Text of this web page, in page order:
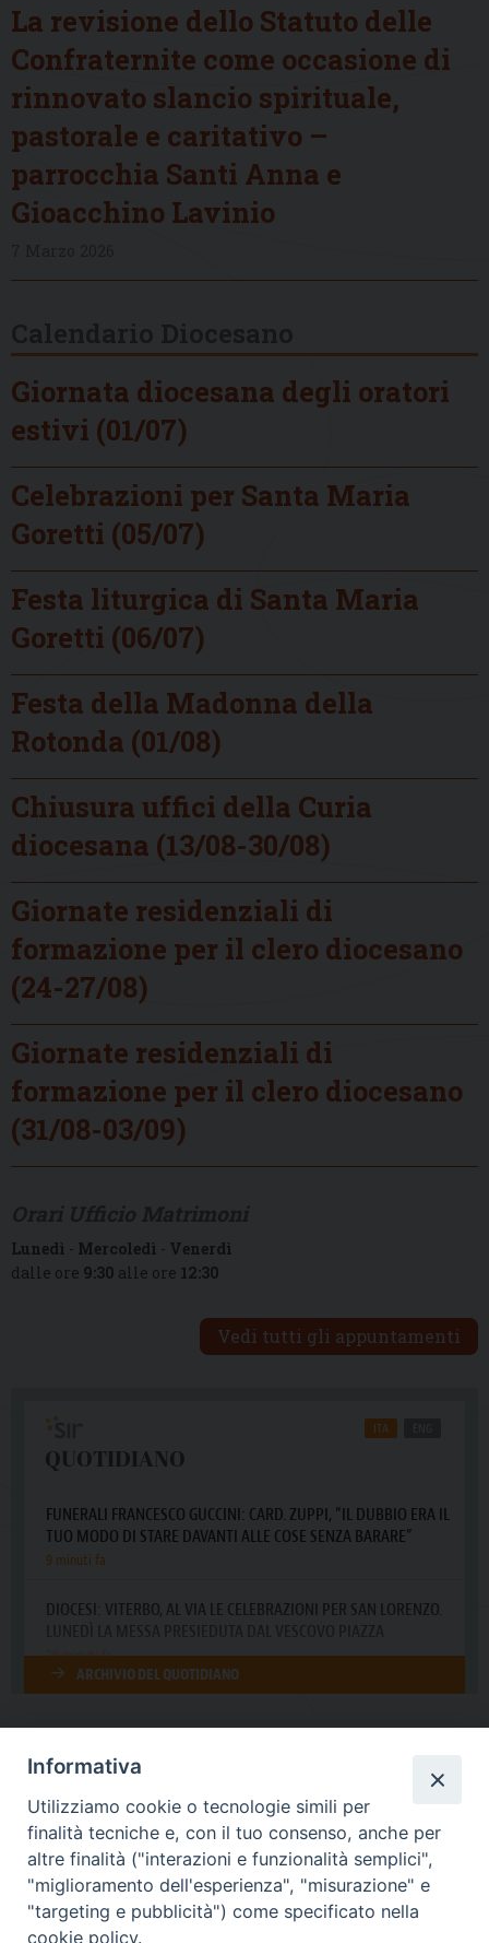
La revisione dello Statuto delle
Confraternite come occasione di
rinnovato slancio spirituale,
pastorale e caritativo –
parrocchia Santi Anna e
Gioacchino Lavinio
Giornata diocesana degli oratori
estivi (01/07)
Celebrazioni per Santa Maria
Goretti (05/07)
Festa liturgica di Santa Maria
Goretti (06/07)
Festa della Madonna della
Rotonda (01/08)
Chiusura uffici della Curia
diocesana (13/08-30/08)
Giornate residenziali di
formazione per il clero diocesano
(24-27/08)
Giornate residenziali di
formazione per il clero diocesano
(31/08-03/09)
Lunedì - Mercoledì - Venerdì
dalle ore 9:30 alle ore 12:30
Vedi tutti gli appuntamenti
DIOCESI SUBURBICARIA DI ALBANO
Contatti:Tel.: 06.93268401 - Fax.: 06.9323844
E-mail:curia@diocesidialbano.it
Orari: dal Lunedì al Venerdì Ore: 9:00 - 13:00
Informativa
Utilizziamo cookie o tecnologie simili per
finalità tecniche e, con il tuo consenso, anche per
altre finalità ("interazioni e funzionalità semplici",
"miglioramento dell'esperienza", "misurazione" e
"targeting e pubblicità") come specificato nella
cookie policy.